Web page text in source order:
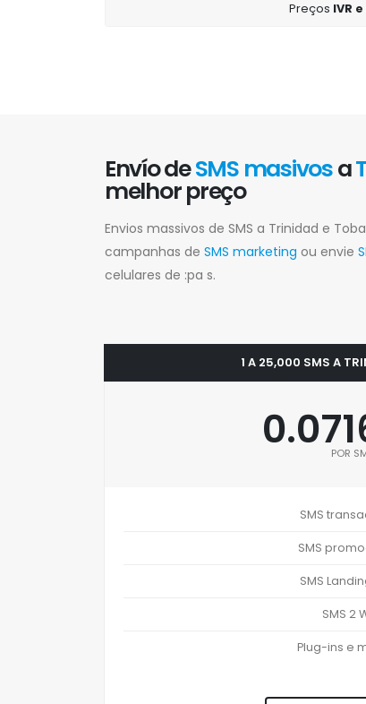
Preços IVR
Envío deSMS masivosa
melhor preço
Envios massivos de SMS a Trinidad e
campanhas de SMS marketing ou envie
celulares de :pa s.
1 A 25,000 SMS A
POR
SMS
SMS
SMS
SMS 2
Plug-ins e